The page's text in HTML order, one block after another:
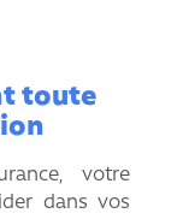
toute
votre
dans vos